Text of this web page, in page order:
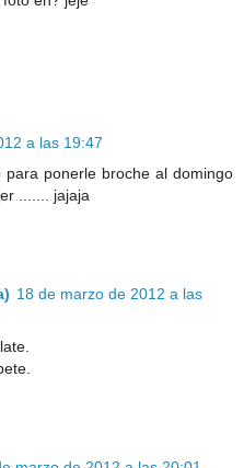
a las 19:47
ponerle broche al domingo
....... jajaja
18 de marzo de 2012 a las